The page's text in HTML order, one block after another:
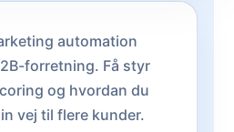
automation
forretning. Få styr
og hvordan du
vej til flere kunder.